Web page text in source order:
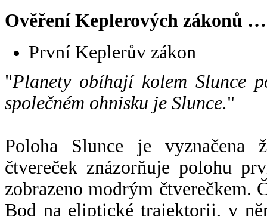
Ověření Keplerových zákonů …
První Keplerův zákon
"Planety obíhají kolem Slunce
společném ohnisku je Slunce."
Poloha Slunce je vyznačena
čtvereček znázorňuje polohu
zobrazeno modrým čtverečkem.
Bod na eliptické trajektorii, v